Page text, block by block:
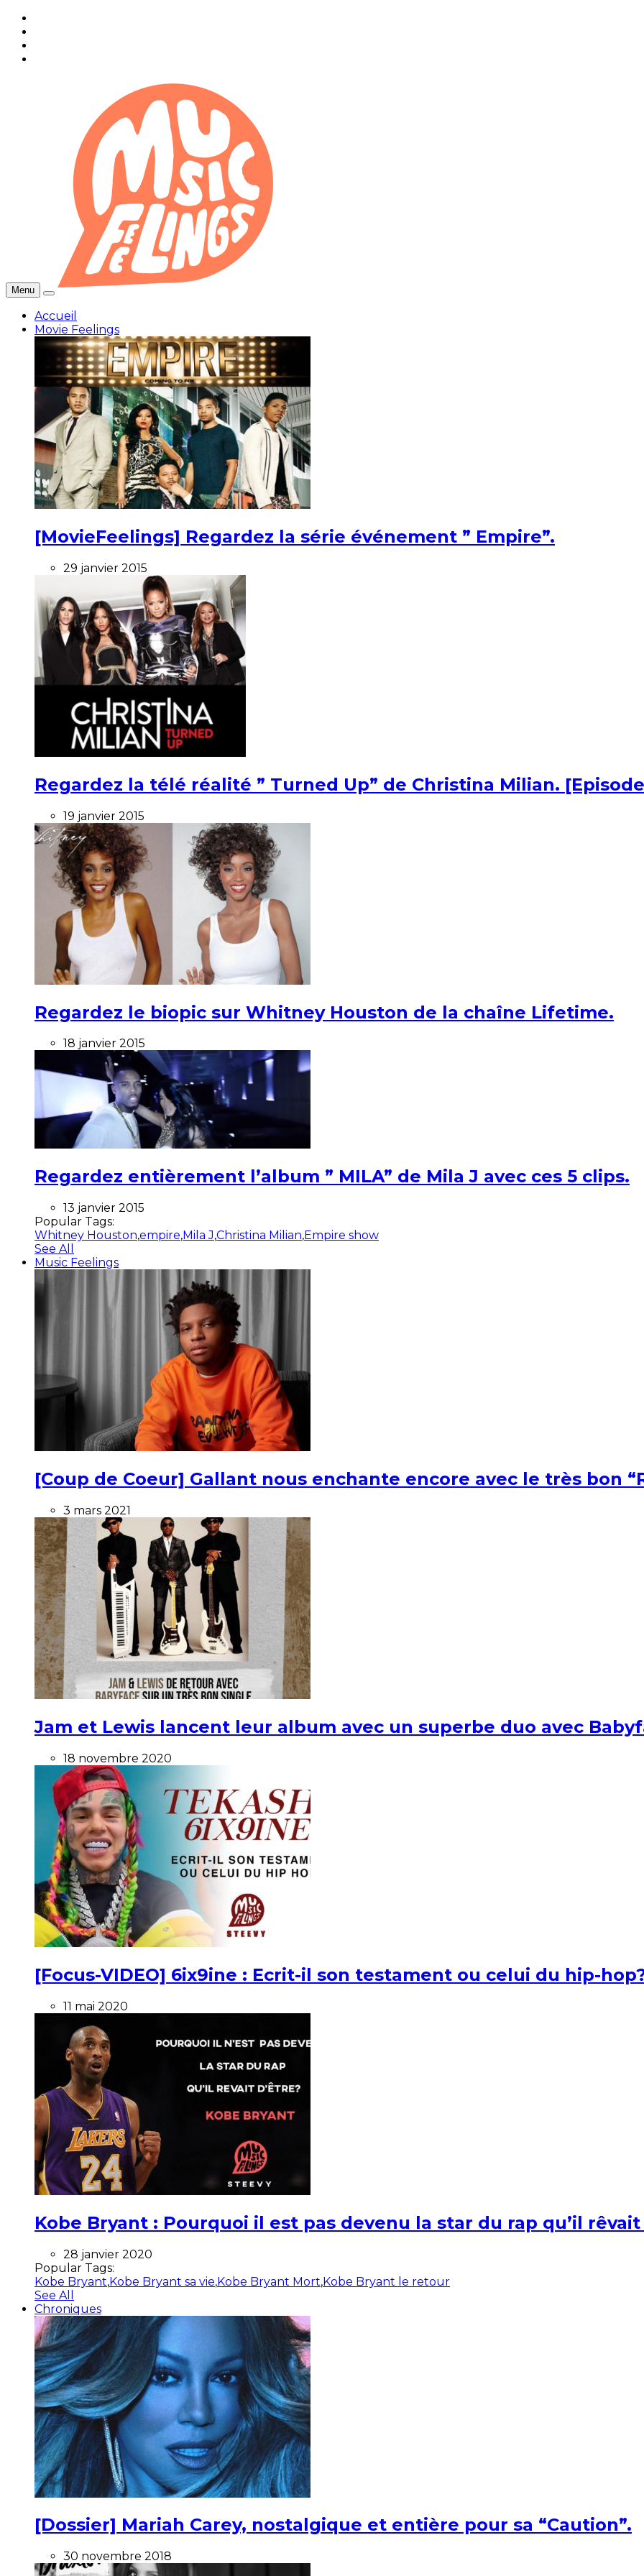
Menu
Accueil
Movie Feelings
[MovieFeelings] Regardez la série événement ” Empire”.
29 janvier 2015
Regardez la télé réalité ” Turned Up” de Christina Milian.
19 janvier 2015
Regardez le biopic sur Whitney Houston de la chaîne Lifetime.
18 janvier 2015
Regardez entièrement l’album ” MILA” de Mila J avec ces 5 clips.
13 janvier 2015
Popular Tags:
Whitney Houston,empire,Mila J,Christina Milian,Empire show
See All
Music Feelings
[Coup de Coeur] Gallant nous enchante encore avec le très bon
3 mars 2021
Jam et Lewis lancent leur album avec un superbe duo avec
18 novembre 2020
[Focus-VIDEO] 6ix9ine : Ecrit-il son testament ou celui du hip-
11 mai 2020
Kobe Bryant : Pourquoi il est pas devenu la star du rap qu’il rêvait
28 janvier 2020
Popular Tags:
Kobe Bryant,Kobe Bryant sa vie,Kobe Bryant Mort,Kobe Bryant le retour
See All
Chroniques
[Dossier] Mariah Carey, nostalgique et entière pour sa “Caution”.
30 novembre 2018